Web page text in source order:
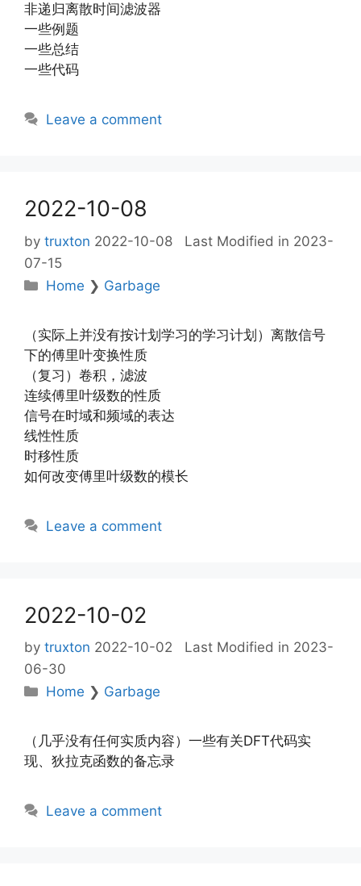
非递归离散时间滤波器
一些例题
一些总结
一些代码
Leave a comment
2022-10-08
by truxton 2022-10-08
Last Modified in 2023-
07-15
Categories
Home ❯ Garbage
（实际上并没有按计划学习的学习计划）离散信号
下的傅里叶变换性质
（复习）卷积，滤波
连续傅里叶级数的性质
信号在时域和频域的表达
线性性质
时移性质
如何改变傅里叶级数的模长
Leave a comment
2022-10-02
by truxton 2022-10-02
Last Modified in 2023-
06-30
Categories
Home ❯ Garbage
（几乎没有任何实质内容）一些有关DFT代码实
现、狄拉克函数的备忘录
Leave a comment